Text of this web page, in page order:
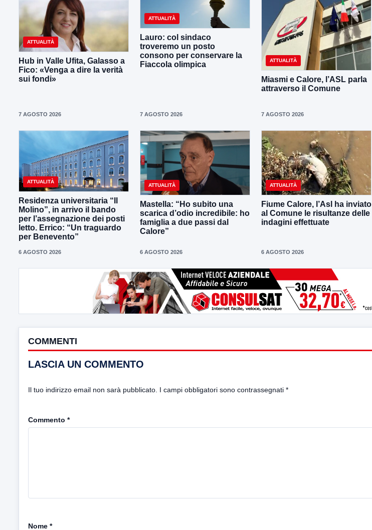
ATTUALITÀ
Hub in Valle Ufita, Galasso a
Fico: «Venga a dire la verità
sui fondi»
7 AGOSTO 2026
ATTUALITÀ
Lauro: col sindaco
troveremo un posto
consono per conservare la
Fiaccola olimpica
7 AGOSTO 2026
ATTUALITÀ
Miasmi e Calore, l’ASL parla
attraverso il Comune
7 AGOSTO 2026
ATTUALITÀ
Residenza universitaria “Il
Molino”, in arrivo il bando
per l’assegnazione dei posti
letto. Errico: “Un traguardo
per Benevento”
6 AGOSTO 2026
ATTUALITÀ
Mastella: “Ho subito una
scarica d’odio incredibile: ho
famiglia a due passi dal
Calore”
6 AGOSTO 2026
ATTUALITÀ
Fiume Calore, l’Asl ha inviato
al Comune le risultanze delle
indagini effettuate
6 AGOSTO 2026
COMMENTI
LASCIA UN COMMENTO
Il tuo indirizzo email non sarà pubblicato. I campi obbligatori sono contrassegnati *
Commento *
Nome *